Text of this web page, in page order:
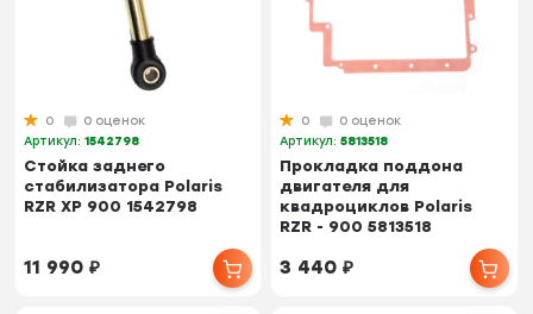
0
0 оценок
Артикул:1542798
Стойка заднего
стабилизатора Polaris
RZR XP 900 1542798
11 990₽
0
0 оценок
Артикул:5813518
Прокладка поддона
двигателя для
квадроциклов Polaris
RZR - 900 5813518
3 440₽